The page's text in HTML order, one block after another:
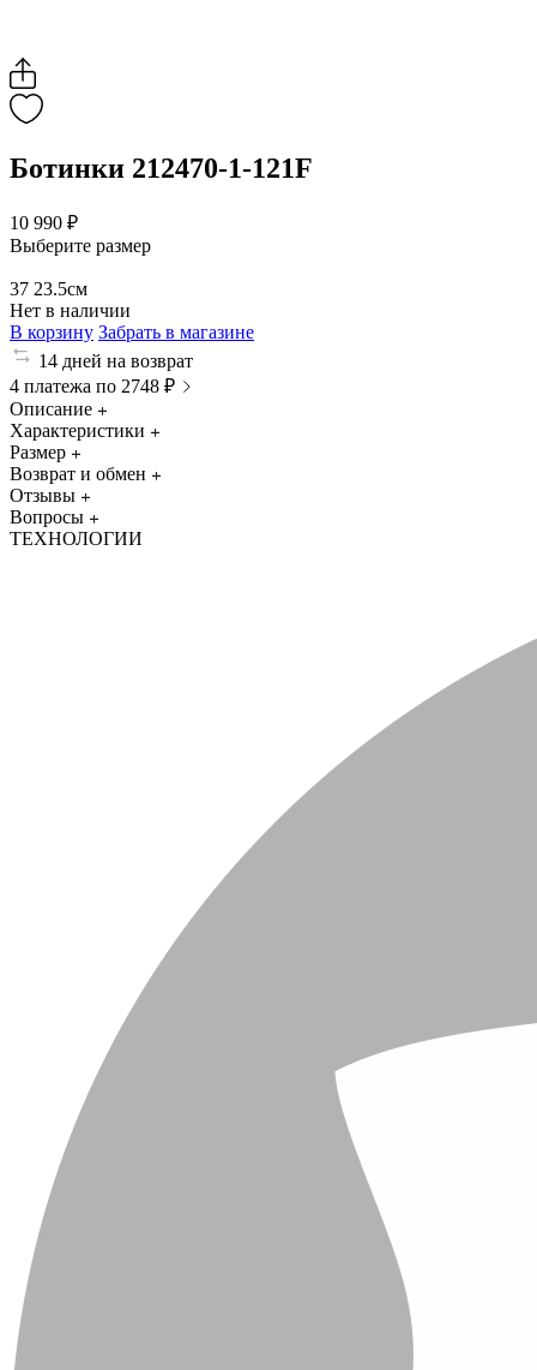
Ботинки 212470-1-121F
10 990 ₽
Выберите размер
37 23.5см
Нет в наличии
В корзину Забрать в магазине
14 дней на возврат
4 платежа по 2748 ₽
Описание
Характеристики
Размер
Возврат и обмен
Отзывы
Вопросы
ТЕХНОЛОГИИ